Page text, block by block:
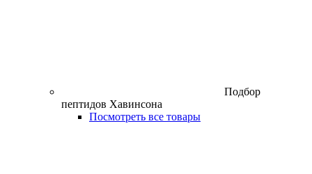
Подбор
пептидов Хавинсона
Посмотреть все товары